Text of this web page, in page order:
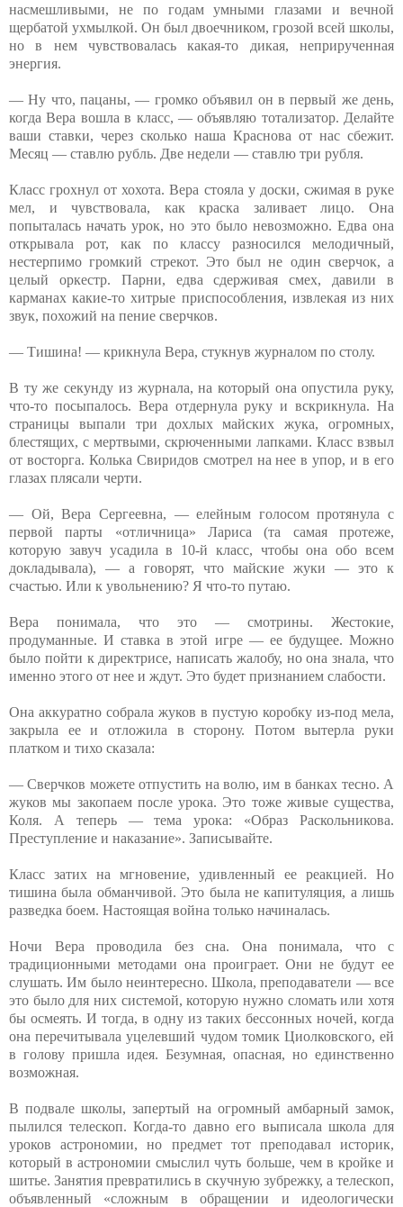
насмешливыми, не по годам умными глазами и вечной
щербатой ухмылкой. Он был двоечником, грозой всей школы,
но в нем чувствовалась какая-то дикая, неприрученная
энергия.
— Ну что, пацаны, — громко объявил он в первый же день,
когда Вера вошла в класс, — объявляю тотализатор. Делайте
ваши ставки, через сколько наша Краснова от нас сбежит.
Месяц — ставлю рубль. Две недели — ставлю три рубля.
Класс грохнул от хохота. Вера стояла у доски, сжимая в руке
мел, и чувствовала, как краска заливает лицо. Она
попыталась начать урок, но это было невозможно. Едва она
открывала рот, как по классу разносился мелодичный,
нестерпимо громкий стрекот. Это был не один сверчок, а
целый оркестр. Парни, едва сдерживая смех, давили в
карманах какие-то хитрые приспособления, извлекая из них
звук, похожий на пение сверчков.
— Тишина! — крикнула Вера, стукнув журналом по столу.
В ту же секунду из журнала, на который она опустила руку,
что-то посыпалось. Вера отдернула руку и вскрикнула. На
страницы выпали три дохлых майских жука, огромных,
блестящих, с мертвыми, скрюченными лапками. Класс взвыл
от восторга. Колька Свиридов смотрел на нее в упор, и в его
глазах плясали черти.
— Ой, Вера Сергеевна, — елейным голосом протянула с
первой парты «отличница» Лариса (та самая протеже,
которую завуч усадила в 10-й класс, чтобы она обо всем
докладывала), — а говорят, что майские жуки — это к
счастью. Или к увольнению? Я что-то путаю.
Вера понимала, что это — смотрины. Жестокие,
продуманные. И ставка в этой игре — ее будущее. Можно
было пойти к директрисе, написать жалобу, но она знала, что
именно этого от нее и ждут. Это будет признанием слабости.
Она аккуратно собрала жуков в пустую коробку из-под мела,
закрыла ее и отложила в сторону. Потом вытерла руки
платком и тихо сказала:
— Сверчков можете отпустить на волю, им в банках тесно. А
жуков мы закопаем после урока. Это тоже живые существа,
Коля. А теперь — тема урока: «Образ Раскольникова.
Преступление и наказание». Записывайте.
Класс затих на мгновение, удивленный ее реакцией. Но
тишина была обманчивой. Это была не капитуляция, а лишь
разведка боем. Настоящая война только начиналась.
Ночи Вера проводила без сна. Она понимала, что с
традиционными методами она проиграет. Они не будут ее
слушать. Им было неинтересно. Школа, преподаватели — все
это было для них системой, которую нужно сломать или хотя
бы осмеять. И тогда, в одну из таких бессонных ночей, когда
она перечитывала уцелевший чудом томик Циолковского, ей
в голову пришла идея. Безумная, опасная, но единственно
возможная.
В подвале школы, запертый на огромный амбарный замок,
пылился телескоп. Когда-то давно его выписала школа для
уроков астрономии, но предмет тот преподавал историк,
который в астрономии смыслил чуть больше, чем в кройке и
шитье. Занятия превратились в скучную зубрежку, а телескоп,
объявленный «сложным в обращении и идеологически